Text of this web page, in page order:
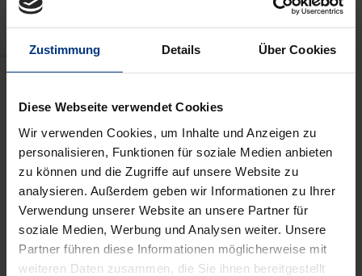
Zustimmung Details Über Cookies
Diese Webseite verwendet Cookies
Wir verwenden Cookies, um Inhalte und Anzeigen zu
personalisieren, Funktionen für soziale Medien anbieten
zu können und die Zugriffe auf unsere Website zu
analysieren. Außerdem geben wir Informationen zu Ihrer
Verwendung unserer Website an unsere Partner für
soziale Medien, Werbung und Analysen weiter. Unsere
Partner führen diese Informationen möglicherweise mit
weiteren Daten zusammen, die Sie ihnen bereitgestellt
Description
Die Wirkung von Richtlinien in
Privatrechtsverhältnissen ist ein nicht eindeutig
geklärter Problembereich der Geltung des
Europäischen Rechts. Bedürfen sie der Umsetzung
im nationalen Recht, nimmt der Europäische
Gerichtshof in bestimmten Fällen eine
Direktwirkung von Richtlinien an. Eine solche soll es